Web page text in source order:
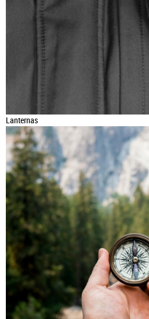
Lanternas